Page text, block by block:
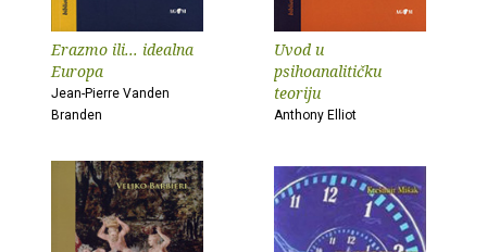
Erazmo ili... idealna
Europa
Jean-Pierre Vanden
Branden
Uvod u
psihoanalitičku
teoriju
Anthony Elliot